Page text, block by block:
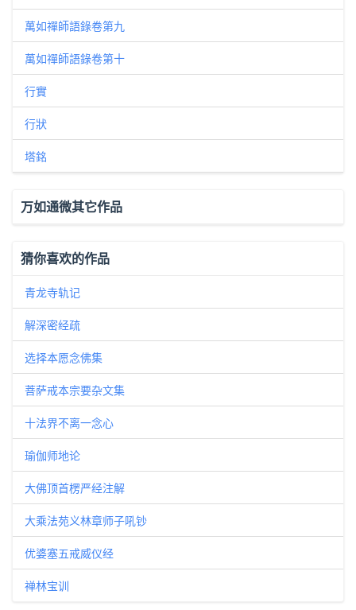
萬如禪師語錄卷第九
萬如禪師語錄卷第十
行實
行狀
塔銘
万如通微其它作品
猜你喜欢的作品
青龙寺轨记
解深密经疏
选择本愿念佛集
菩萨戒本宗要杂文集
十法界不离一念心
瑜伽师地论
大佛顶首楞严经注解
大乘法苑义林章师子吼钞
优婆塞五戒威仪经
禅林宝训